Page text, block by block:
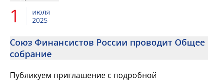
1
июля
2025
Союз Финансистов России проводит Общее
собрание
Публикуем приглашение с подробной